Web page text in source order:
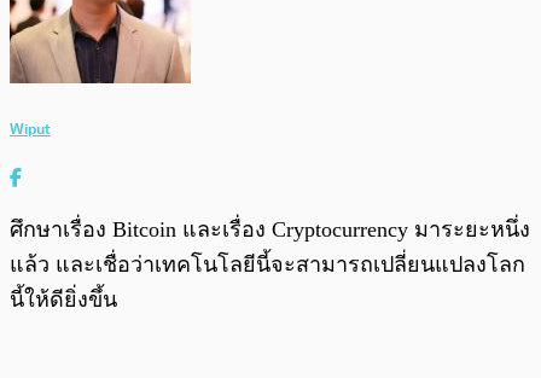
Wiput
ศึกษาเรื่อง Bitcoin และเรื่อง Cryptocurrency มาระยะหนึ่ง
แล้ว และเชื่อว่าเทคโนโลยีนี้จะสามารถเปลี่ยนแปลงโลก
นี้ให้ดียิ่งขึ้น